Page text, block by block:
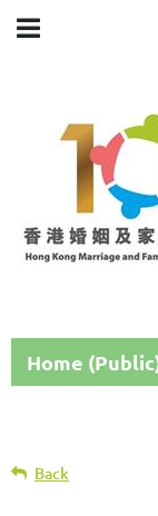
Home
Back